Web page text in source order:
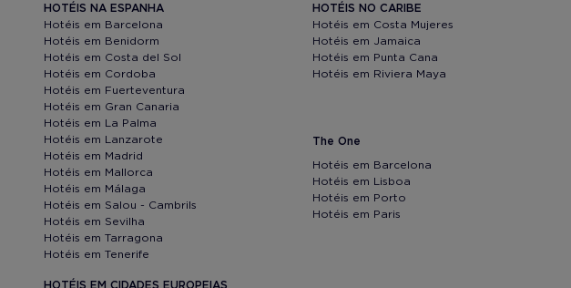
HOTÉIS NA ESPANHA
Hotéis em Barcelona
Hotéis em Benidorm
Hotéis em Costa del Sol
Hotéis em Cordoba
Hotéis em Fuerteventura
Hotéis em Gran Canaria
Hotéis em La Palma
Hotéis em Lanzarote
Hotéis em Madrid
Hotéis em Mallorca
Hotéis em Málaga
Hotéis em Salou - Cambrils
Hotéis em Sevilha
Hotéis em Tarragona
Hotéis em Tenerife
HOTÉIS EM CIDADES EUROPEIAS
HOTÉIS NO CARIBE
Hotéis em Costa Mujeres
Hotéis em Jamaica
Hotéis em Punta Cana
Hotéis em Riviera Maya
The One
Hotéis em Barcelona
Hotéis em Lisboa
Hotéis em Porto
Hotéis em Paris